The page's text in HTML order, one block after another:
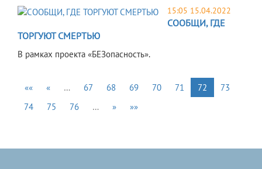
15:05 15.04.2022
СООБЩИ, ГДЕ
ТОРГУЮТ СМЕРТЬЮ
В рамках проекта «БЕЗопасность».
«« « … 67 68 69 70 71 72
73
74
75 76 … » »»